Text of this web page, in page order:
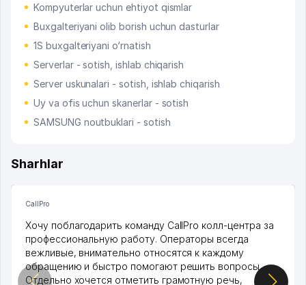
Kompyuterlar uchun ehtiyot qismlar
Buxgalteriyani olib borish uchun dasturlar
1S buxgalteriyani o‘rnatish
Serverlar - sotish, ishlab chiqarish
Server uskunalari - sotish, ishlab chiqarish
Uy va ofis uchun skanerlar - sotish
SAMSUNG noutbuklari - sotish
Sharhlar
CallPro
Хочу поблагодарить команду CallPro колл-центра за
профессиональную работу. Операторы всегда
вежливые, внимательно относятся к каждому
обращению и быстро помогают решить вопросы.
Отдельно хочется отметить грамотную речь,